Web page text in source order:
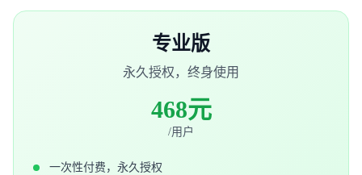
专业版
永久授权，终身使用
468元
/用户
一次性付费，永久授权